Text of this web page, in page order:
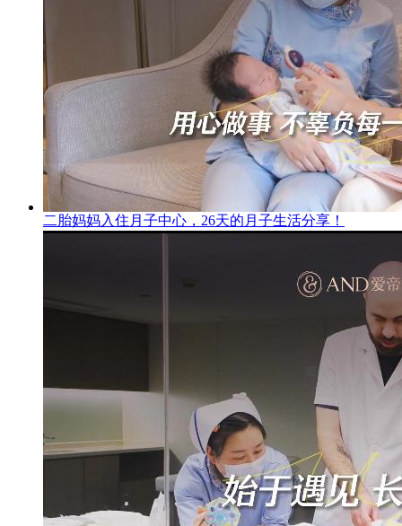
二胎妈妈入住月子中心，26天的月子生活分享！